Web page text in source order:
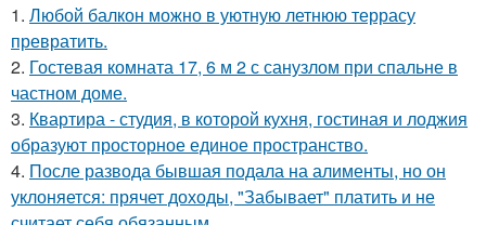
1. Любой балкон можно в уютную летнюю террасу
превратить.
2. Гостевая комната 17, 6 м 2 с санузлом при спальне в
частном доме.
3. Квартира - студия, в которой кухня, гостиная и лоджия
образуют просторное единое пространство.
4. После развода бывшая подала на алименты, но он
уклоняется: прячет доходы, "Забывает" платить и не